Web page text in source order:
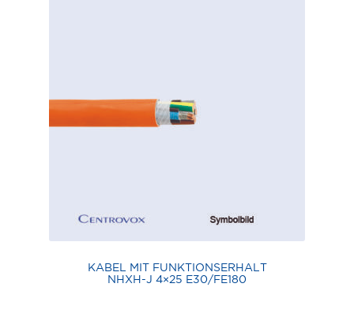
KABEL MIT FUNKTIONSERHALT
NHXH-J 4×25 E30/FE180